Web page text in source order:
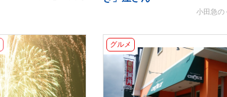
小田急の
グルメ